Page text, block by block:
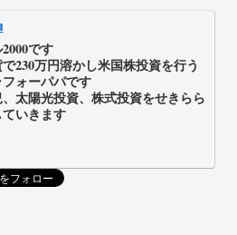
です
230万円溶かし米国株投資を行う
ォーパパです
太陽光投資、株式投資をせきらら
いきます